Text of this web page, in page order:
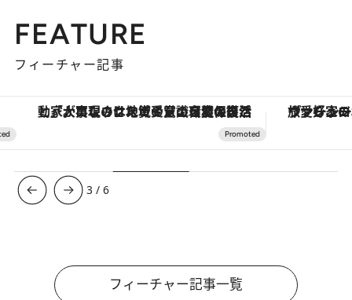
FEATURE
フィーチャー記事
「大事なのは地域の意識を変えること」。ロレックス賞受賞の自然保護活動家が実現させたナイジェリアの自然環境の復活 ヴァシュロン・コンスタンタ
3 /6
フィーチャー記事一覧